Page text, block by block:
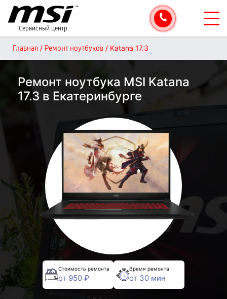
Сервисный центр
Главная / Ремонт ноутбуков / Katana 17.3
Ремонт ноутбука MSI Katana
17.3 в Екатеринбурге
Стоимость ремонта
от 950 ₽
Время ремонта
от 30 мин